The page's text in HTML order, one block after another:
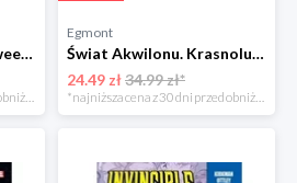
Batman. Długie Halloween Egmont
*najniższa cena z 30 dni przed obniżką
Egmont
Świat Akwilonu. Krasnoludy. Jorun z Bractwa Kuźni. Tom 6 Egmont
24.49 zł34.99 zł*
*najniższa cena z 30 dni przed obniżką